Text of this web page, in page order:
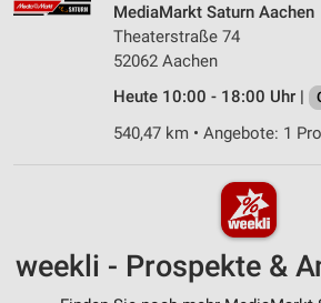
MediaMarkt Saturn Aachen
Theaterstraße 74
52062 Aachen
Heute 10:00 - 18:00 Uhr |
540,47 km • Angebote: 1
weekli - Prospekte &